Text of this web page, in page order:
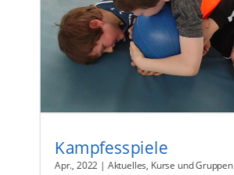
Kampfesspiele
Apr., 2022|Aktuelles, Kurse und Gruppen